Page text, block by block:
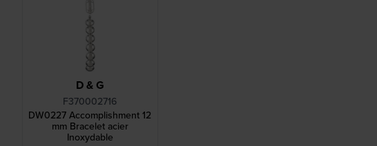
D & G
F370002716
DW0227 Accomplishment 12
mm Bracelet acier
Inoxydable